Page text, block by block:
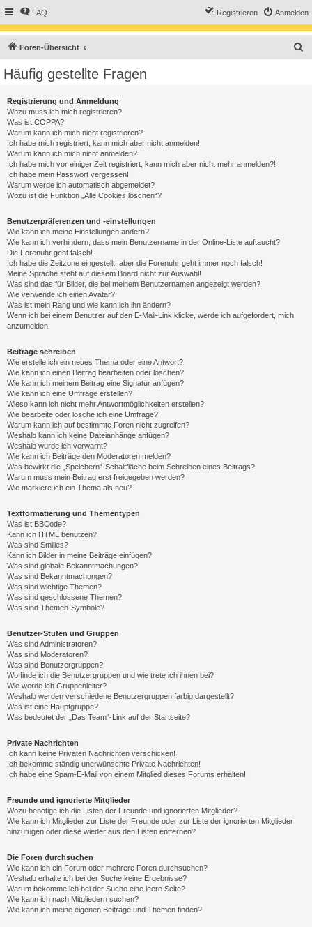
FAQ Anmelden
Registrieren
Foren-Übersicht
Häufig gestellte Fragen
Registrierung und Anmeldung
Wozu muss ich mich registrieren?
Was ist COPPA?
Warum kann ich mich nicht registrieren?
Ich habe mich registriert, kann mich aber nicht anmelden!
Warum kann ich mich nicht anmelden?
Ich habe mich vor einiger Zeit registriert, kann mich aber nicht mehr anmelden?!
Ich habe mein Passwort vergessen!
Warum werde ich automatisch abgemeldet?
Wozu ist die Funktion „Alle Cookies löschen“?
Benutzerpräferenzen und -einstellungen
Wie kann ich meine Einstellungen ändern?
Wie kann ich verhindern, dass mein Benutzername in der Online-Liste auftaucht?
Die Forenuhr geht falsch!
Ich habe die Zeitzone eingestellt, aber die Forenuhr geht immer noch falsch!
Meine Sprache steht auf diesem Board nicht zur Auswahl!
Was sind das für Bilder, die bei meinem Benutzernamen angezeigt werden?
Wie verwende ich einen Avatar?
Was ist mein Rang und wie kann ich ihn ändern?
Wenn ich bei einem Benutzer auf den E-Mail-Link klicke, werde ich aufgefordert, mich
anzumelden.
Beiträge schreiben
Wie erstelle ich ein neues Thema oder eine Antwort?
Wie kann ich einen Beitrag bearbeiten oder löschen?
Wie kann ich meinem Beitrag eine Signatur anfügen?
Wie kann ich eine Umfrage erstellen?
Wieso kann ich nicht mehr Antwortmöglichkeiten erstellen?
Wie bearbeite oder lösche ich eine Umfrage?
Warum kann ich auf bestimmte Foren nicht zugreifen?
Weshalb kann ich keine Dateianhänge anfügen?
Weshalb wurde ich verwarnt?
Wie kann ich Beiträge den Moderatoren melden?
Was bewirkt die „Speichern“-Schaltfläche beim Schreiben eines Beitrags?
Warum muss mein Beitrag erst freigegeben werden?
Wie markiere ich ein Thema als neu?
Textformatierung und Thementypen
Was ist BBCode?
Kann ich HTML benutzen?
Was sind Smilies?
Kann ich Bilder in meine Beiträge einfügen?
Was sind globale Bekanntmachungen?
Was sind Bekanntmachungen?
Was sind wichtige Themen?
Was sind geschlossene Themen?
Was sind Themen-Symbole?
Benutzer-Stufen und Gruppen
Was sind Administratoren?
Was sind Moderatoren?
Was sind Benutzergruppen?
Wo finde ich die Benutzergruppen und wie trete ich ihnen bei?
Wie werde ich Gruppenleiter?
Weshalb werden verschiedene Benutzergruppen farbig dargestellt?
Was ist eine Hauptgruppe?
Was bedeutet der „Das Team“-Link auf der Startseite?
Private Nachrichten
Ich kann keine Privaten Nachrichten verschicken!
Ich bekomme ständig unerwünschte Private Nachrichten!
Ich habe eine Spam-E-Mail von einem Mitglied dieses Forums erhalten!
Freunde und ignorierte Mitglieder
Wozu benötige ich die Listen der Freunde und ignorierten Mitglieder?
Wie kann ich Mitglieder zur Liste der Freunde oder zur Liste der ignorierten Mitglieder
hinzufügen oder diese wieder aus den Listen entfernen?
Die Foren durchsuchen
Wie kann ich ein Forum oder mehrere Foren durchsuchen?
Weshalb erhalte ich bei der Suche keine Ergebnisse?
Warum bekomme ich bei der Suche eine leere Seite?
Wie kann ich nach Mitgliedern suchen?
Wie kann ich meine eigenen Beiträge und Themen finden?